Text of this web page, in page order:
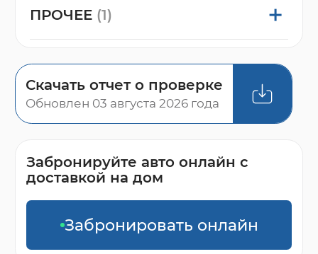
ПРОЧЕЕ (1)
Скачать отчет о проверке
Обновлен 03 августа 2026 года
Забронируйте авто онлайн с
доставкой на дом
Забронировать онлайн